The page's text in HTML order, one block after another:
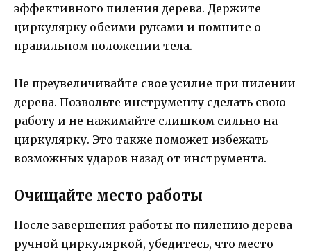
эффективного пиления дерева. Держите
циркулярку обеими руками и помните о
правильном положении тела.
Не преувеличивайте свое усилие при пилении
дерева. Позвольте инструменту сделать свою
работу и не нажимайте слишком сильно на
циркулярку. Это также поможет избежать
возможных ударов назад от инструмента.
Очищайте место работы
После завершения работы по пилению дерева
ручной циркуляркой, убедитесь, что место